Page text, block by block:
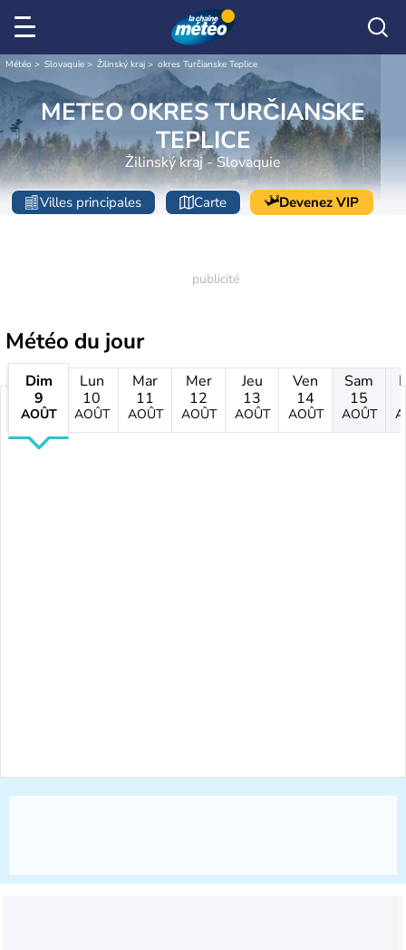
Météo Slovaquie Žilinský kraj okres Turčianske Teplice
METEO OKRES TURČIANSKE
TEPLICE
Žilinský kraj - Slovaquie
Villes principales Carte Devenez VIP
Météo du jour
Dim
9
AOÛT
Lun
10
AOÛT
Mar
11
AOÛT
Mer
12
AOÛT
Jeu
13
AOÛT
Ven
14
AOÛT
Sam
15
AOÛT